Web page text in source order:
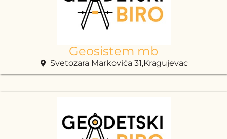
Geosistem mb
Svetozara Markovića 31,Kragujevac